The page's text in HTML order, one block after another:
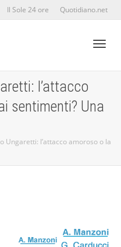
Il Sole 24 ore Quotidiano.net
l’attacco
sentimenti? Una
Ungaretti: l’attacco amoroso o la